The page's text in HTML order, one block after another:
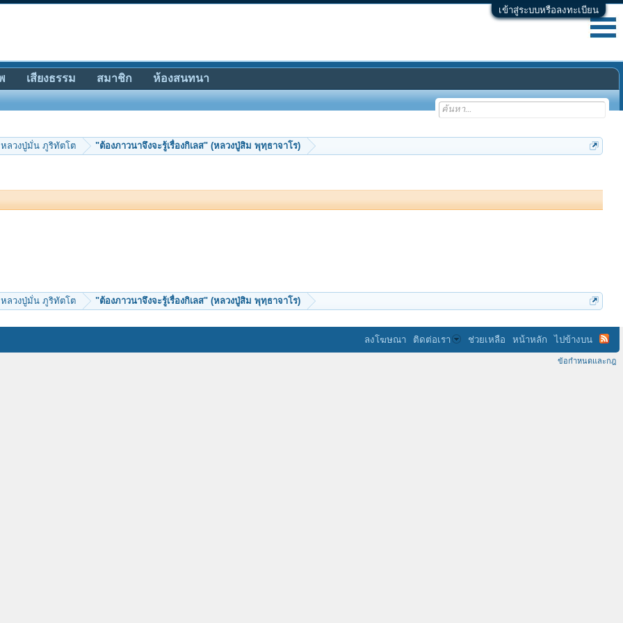
เข้าสู่ระบบหรือลงทะเบียน
หลวงปู่มั่น ภูริทัตโต "ต้องภาวนาจึงจะรู้เรื่องกิเลส" (หลวงปู่สิม พุทฺธาจาโร)
หลวงปู่มั่น ภูริทัตโต "ต้องภาวนาจึงจะรู้เรื่องกิเลส" (หลวงปู่สิม พุทฺธาจาโร)
เสียงธรรม สมาชิก ห้องสนทนา
ลงโฆษณา ติดต่อเรา ช่วยเหลือ หน้าหลัก ไปข้างบน
ข้อกำหนดและกฎ